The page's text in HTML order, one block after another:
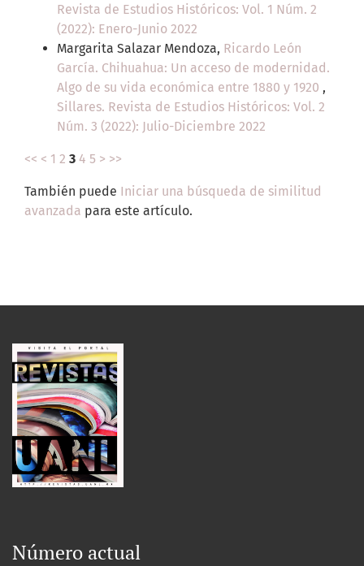
Revista de Estudios Históricos: Vol. 1 Núm. 2
(2022): Enero-Junio 2022
Margarita Salazar Mendoza, Ricardo León
García. Chihuahua: Un acceso de modernidad.
Algo de su vida económica entre 1880 y 1920 ,
Sillares. Revista de Estudios Históricos: Vol. 2
Núm. 3 (2022): Julio-Diciembre 2022
<< < 1 2 3 4 5 > >>
También puede Iniciar una búsqueda de similitud
avanzada para este artículo.
Número actual